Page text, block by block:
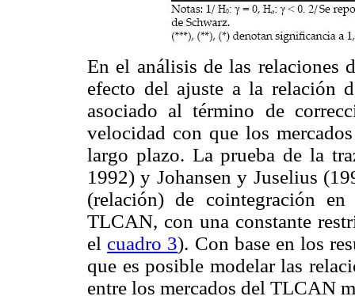
En el análisis de las relaciones
efecto del ajuste a la relación
asociado al término de
velocidad con que los
largo plazo. La prueba de la
1992) y Johansen y Juselius
(relación) de cointegración
TLCAN, con una constante
el cuadro 3). Con base en los
que es posible modelar las
entre los mercados del TLCAN